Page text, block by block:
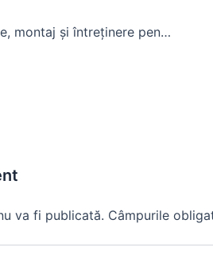
Bujie tractor: alegere, montaj și întreținere pentru motorul agricol
va fi publicată. Câmpurile